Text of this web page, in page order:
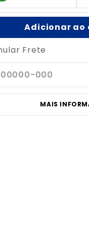
Adicionar ao
Frete
MAIS